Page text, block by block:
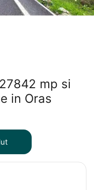
mp si
in Oras